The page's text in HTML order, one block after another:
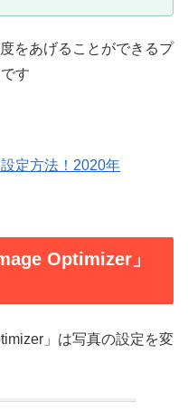
をあげることができるプ
す
定方法！2020年
Optimizer」
」は写真の設定を変